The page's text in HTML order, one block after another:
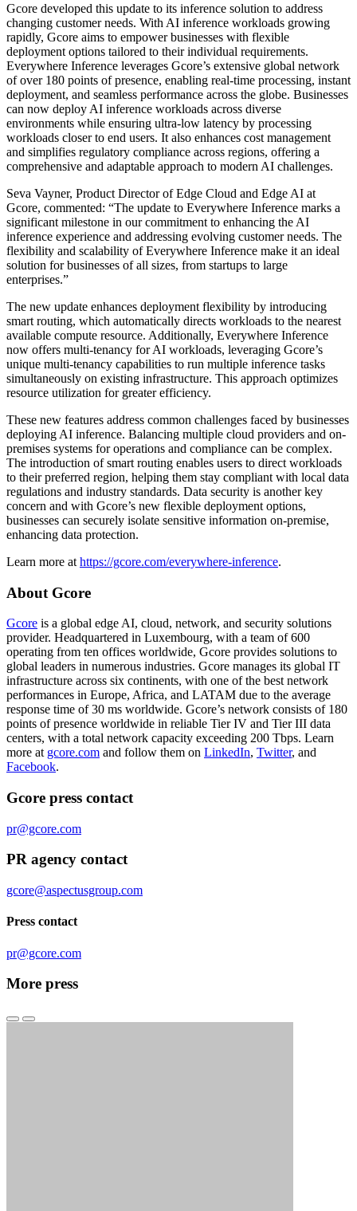
Gcore developed this update to its inference solution to address
changing customer needs. With AI inference workloads growing
rapidly, Gcore aims to empower businesses with flexible
deployment options tailored to their individual requirements.
Everywhere Inference leverages Gcore’s extensive global network
of over 180 points of presence, enabling real-time processing, instant
deployment, and seamless performance across the globe. Businesses
can now deploy AI inference workloads across diverse
environments while ensuring ultra-low latency by processing
workloads closer to end users. It also enhances cost management
and simplifies regulatory compliance across regions, offering a
comprehensive and adaptable approach to modern AI challenges.
Seva Vayner, Product Director of Edge Cloud and Edge AI at
Gcore, commented: “The update to Everywhere Inference marks a
significant milestone in our commitment to enhancing the AI
inference experience and addressing evolving customer needs. The
flexibility and scalability of Everywhere Inference make it an ideal
solution for businesses of all sizes, from startups to large
enterprises.”
The new update enhances deployment flexibility by introducing
smart routing, which automatically directs workloads to the nearest
available compute resource. Additionally, Everywhere Inference
now offers multi-tenancy for AI workloads, leveraging Gcore’s
unique multi-tenancy capabilities to run multiple inference tasks
simultaneously on existing infrastructure. This approach optimizes
resource utilization for greater efficiency.
These new features address common challenges faced by businesses
deploying AI inference. Balancing multiple cloud providers and on-
premises systems for operations and compliance can be complex.
The introduction of smart routing enables users to direct workloads
to their preferred region, helping them stay compliant with local data
regulations and industry standards. Data security is another key
concern and with Gcore’s new flexible deployment options,
businesses can securely isolate sensitive information on-premise,
enhancing data protection.
Learn more at https://gcore.com/everywhere-inference.
About Gcore
Gcore is a global edge AI, cloud, network, and security solutions
provider. Headquartered in Luxembourg, with a team of 600
operating from ten offices worldwide, Gcore provides solutions to
global leaders in numerous industries. Gcore manages its global IT
infrastructure across six continents, with one of the best network
performances in Europe, Africa, and LATAM due to the average
response time of 30 ms worldwide. Gcore’s network consists of 180
points of presence worldwide in reliable Tier IV and Tier III data
centers, with a total network capacity exceeding 200 Tbps. Learn
more at gcore.com and follow them on LinkedIn, Twitter, and
Facebook.
Gcore press contact
pr@gcore.com
PR agency contact
gcore@aspectusgroup.com
Press contact
pr@gcore.com
More press